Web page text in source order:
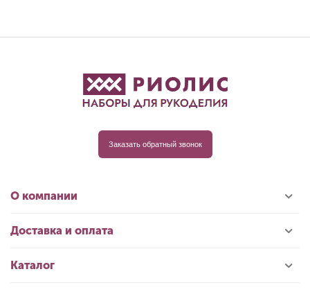
Заказать обратный звонок
О компании
Доставка и оплата
Каталог